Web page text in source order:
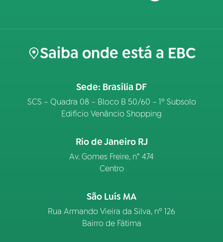
Saiba onde está a EBC
Sede: Brasília DF
SCS – Quadra 08 – Bloco B 50/60 – 1º Subsolo
Edifício Venâncio Shopping
Rio de Janeiro RJ
Av. Gomes Freire, n° 474
Centro
São Luís MA
Rua Armando Vieira da Silva, nº 126
Bairro de Fátima